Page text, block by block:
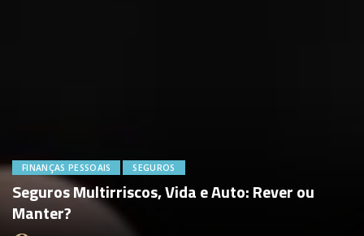
FINANÇAS PESSOAIS SEGUROS
Seguros Multirriscos, Vida e Auto: Rever ou
Manter?